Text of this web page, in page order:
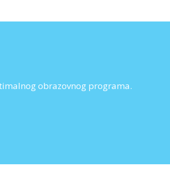
obrazovnog programa.